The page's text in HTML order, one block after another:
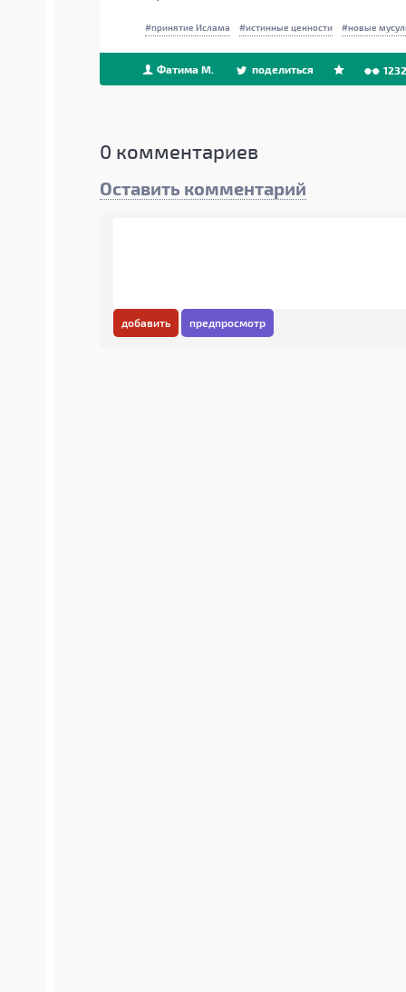
принятие Ислама истинные ценности новые
Фатима М. поделиться 1232
0 комментариев
Оставить комментарий
добавить предпросмотр